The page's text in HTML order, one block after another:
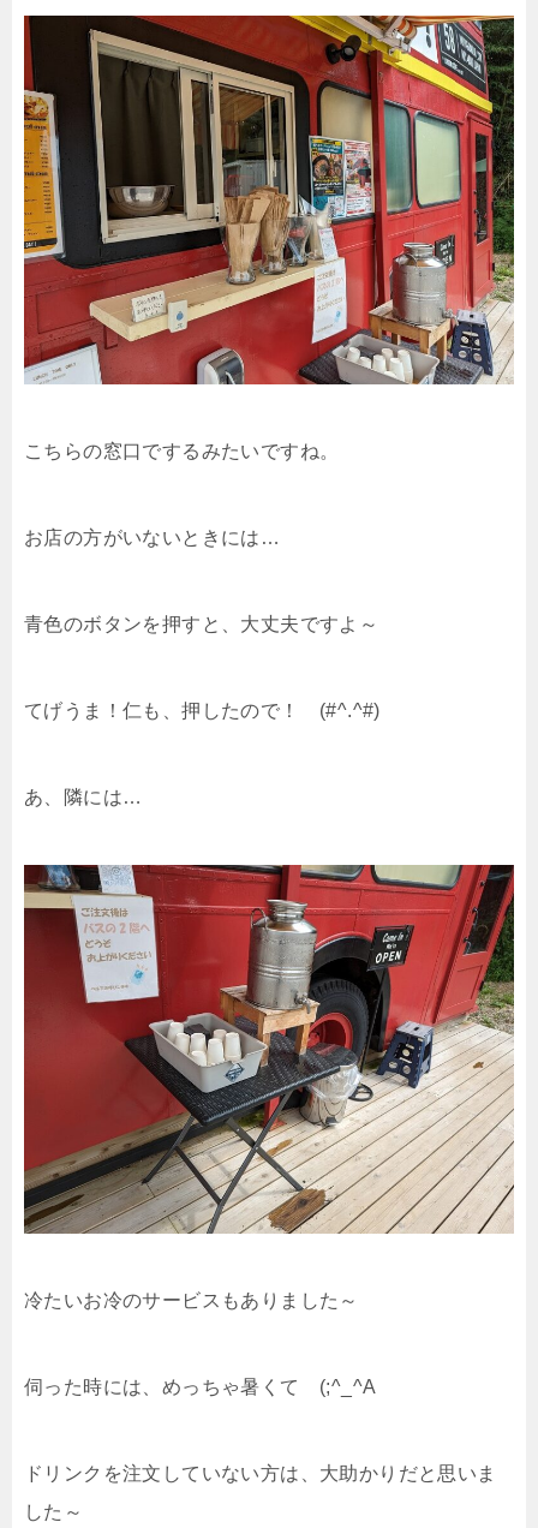
こちらの窓口でするみたいですね。
お店の方がいないときには…
青色のボタンを押すと、大丈夫ですよ～
てげうま！仁も、押したので！ (#^.^#)
あ、隣には…
冷たいお冷のサービスもありました～
伺った時には、めっちゃ暑くて (;^_^A
ドリンクを注文していない方は、大助かりだと思いま
した～